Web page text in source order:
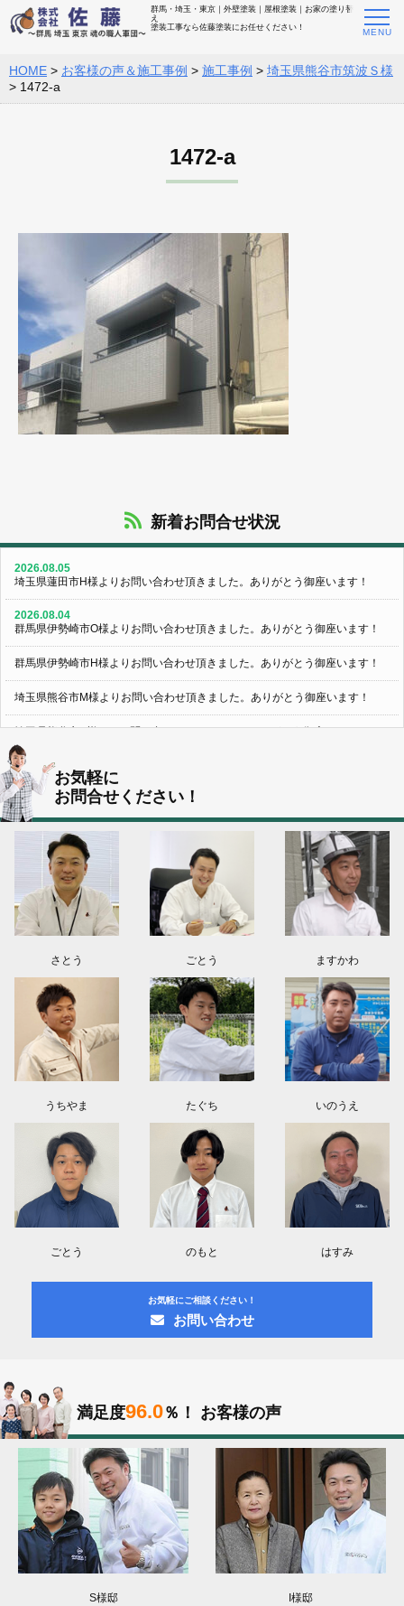
群馬・埼玉・東京｜外壁塗装｜屋根塗装｜お家の塗り替
え
塗装工事なら佐藤塗装にお任せください！
HOME > お客様の声＆施工事例 > 施工事例 > 埼玉県熊谷市筑波Ｓ様
> 1472-a
1472-a
新着お問合せ状況
2026.08.05
埼玉県蓮田市H様よりお問い合わせ頂きました。ありがとう御座います！
2026.08.04
群馬県伊勢崎市O様よりお問い合わせ頂きました。ありがとう御座います！
群馬県伊勢崎市H様よりお問い合わせ頂きました。ありがとう御座います！
埼玉県熊谷市M様よりお問い合わせ頂きました。ありがとう御座います！
埼玉県熊谷市S様よりお問い合わせ頂きました。ありがとう御座います！
群馬県伊勢崎市K様よりお問い合わせ頂きました。ありがとう御座います！
東京都葛飾区N様よりお問い合わせ頂きました。ありがとう御座います！
2026.08.03
神奈川県川崎市A様よりお問い合わせ頂きました。ありがとう御座います！
群馬県高崎市E様よりお問い合わせ頂きました。ありがとう御座います！
2026.08.02
東京都練馬区K様よりお問い合わせ頂きました。ありがとう御座います！
お気軽に
お問合せください！
さとう ごとう ますかわ
うちやま たぐち いのうえ
ごとう のもと はすみ
お気軽にご相談ください！
お問い合わせ
満足度96.0％！ お客様の声
S様邸 I様邸